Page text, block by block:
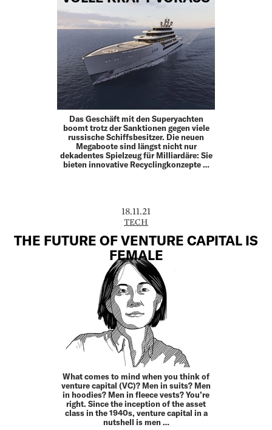
Das Geschäft mit den Superyachten
boomt trotz der Sanktionen gegen viele
russische Schiffsbesitzer. Die neuen
Megaboote sind längst nicht nur
dekadentes Spielzeug für Milliardäre: Sie
bieten innovative Recyclingkonzepte …
18.11.21
TECH
THE FUTURE OF VENTURE CAPITAL IS
FEMALE
What comes to mind when you think of
venture capital (VC)? Men in suits? Men
in hoodies? Men in fleece vests? You’re
right. Since the inception of the asset
class in the 1940s, venture capital in a
nutshell is men …